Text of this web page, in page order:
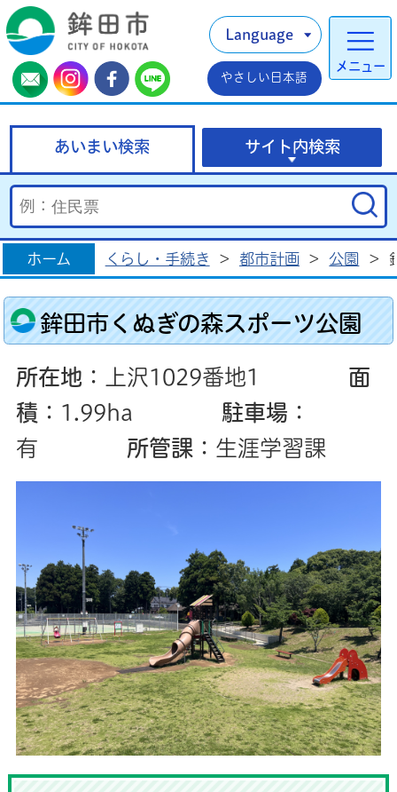
メニュー
Language
やさしい日本語
あいまい検索 サイト内検索
ホーム くらし・手続き > 都市計画 > 公園 >
鉾田市くぬぎの森スポーツ公園
所在地 ：上沢1029番地1 面
積 ：1.99ha 駐車場 ：
有 所管課 ：生涯学習課